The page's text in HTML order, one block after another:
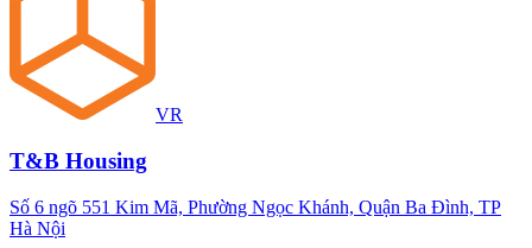
VR
T&B Housing
Số 6 ngõ 551 Kim Mã, Phường Ngọc Khánh, Quận Ba Đình, TP
Hà Nội